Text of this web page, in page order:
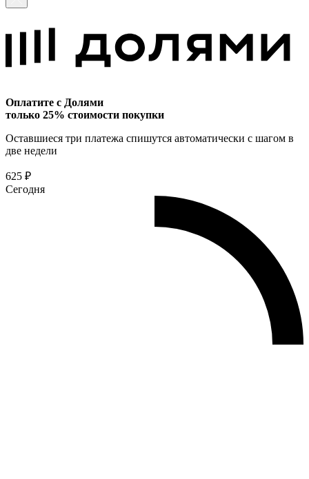
Оплатите с Долями
только 25% стоимости покупки
Оставшиеся три платежа спишутся автоматически с шагом в
две недели
625 ₽
Сегодня